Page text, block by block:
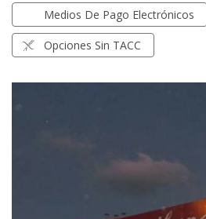
Medios De Pago Electrónicos
Opciones Sin TACC